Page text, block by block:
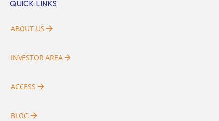
QUICK LINKS
ABOUT US
INVESTOR AREA
ACCESS
BLOG